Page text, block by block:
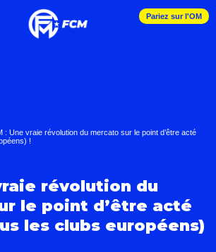
Pariez sur l'OM
: Une vraie révolution du mercato sur le point d’être acté
!
révolution du
le point d’être acté
les clubs européens)